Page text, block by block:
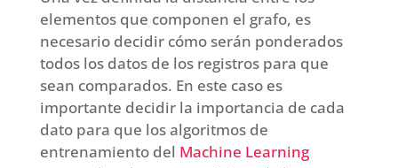
elementos que componen el grafo, es
necesario decidir cómo serán ponderados
todos los datos de los registros para que
sean comparados. En este caso es
importante decidir la importancia de cada
dato para que los algoritmos de
entrenamiento del Machine Learning